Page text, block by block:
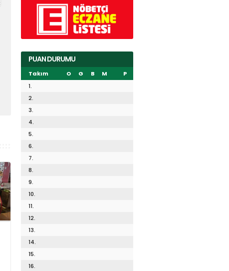
PUAN DURUMU
Takım O G B M
P
1.
2.
3.
4.
5.
6.
7.
8.
9.
10.
11.
12.
13.
14.
15.
16.